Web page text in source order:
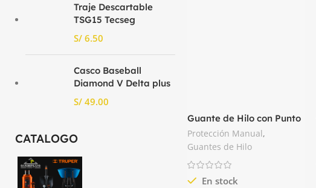
Traje Descartable
TSG15 Tecseg
S/
Casco Baseball
Diamond V Delta plus
S/
CATALOGO
Guante de Hilo con Punto
PVC Zeus
Protección Manual,
Guantes de Hilo
En stock